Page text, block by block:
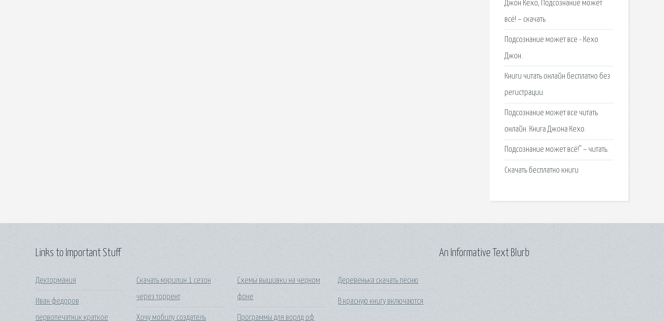
Джон Кехо, Подсознание может
всё! – скачать
Подсознание может все - Кехо
Джон.
Книги читать онлайн бесплатно без
регистрации.
Подсознание может все читать
онлайн. Книга Джона Кехо.
Подсознание может всё!” – читать.
Cкачать бесплатно книги
Links to Important Stuff
Дектормания
Иван федоров
первопечатник краткое
Скачать мэрилин 1 сезон
через торрент
Хочу мобилу создатель
Схемы вышивки на черном
фоне
Программы для ворлд оф
Деревенька скачать песню
В красную книгу включаются
An Informative Text Blurb